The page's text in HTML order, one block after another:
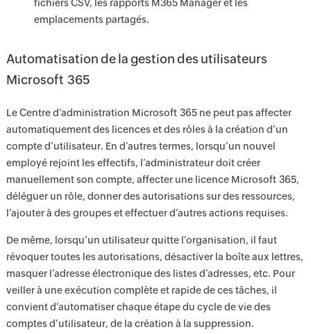
fichiers CSV, les rapports M365 Manager et les
emplacements partagés.
Automatisation de la gestion des utilisateurs
Microsoft 365
Le Centre d’administration Microsoft 365 ne peut pas affecter
automatiquement des licences et des rôles à la création d’un
compte d’utilisateur. En d’autres termes, lorsqu’un nouvel
employé rejoint les effectifs, l’administrateur doit créer
manuellement son compte, affecter une licence Microsoft 365,
déléguer un rôle, donner des autorisations sur des ressources,
l’ajouter à des groupes et effectuer d’autres actions requises.
De même, lorsqu’un utilisateur quitte l’organisation, il faut
révoquer toutes les autorisations, désactiver la boîte aux lettres,
masquer l’adresse électronique des listes d’adresses, etc. Pour
veiller à une exécution complète et rapide de ces tâches, il
convient d’automatiser chaque étape du cycle de vie des
comptes d’utilisateur, de la création à la suppression.